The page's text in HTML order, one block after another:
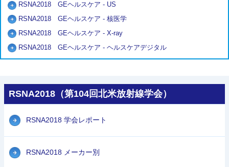
RSNA2018 GEヘルスケア - US
RSNA2018 GEヘルスケア - 核医学
RSNA2018 GEヘルスケア - X-ray
RSNA2018 GEヘルスケア - ヘルスケアデジタル
RSNA2018（第104回北米放射線学会）
RSNA2018 学会レポート
RSNA2018 メーカー別